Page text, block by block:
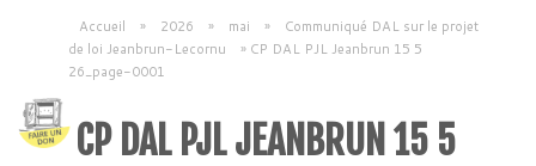
Accueil » 2026 » mai »
Communiqué DAL sur le projet
de loi Jeanbrun-Lecornu
» CP DAL PJL Jeanbrun 15 5
26_page-0001
CP DAL PJL JEANBRUN 15 5